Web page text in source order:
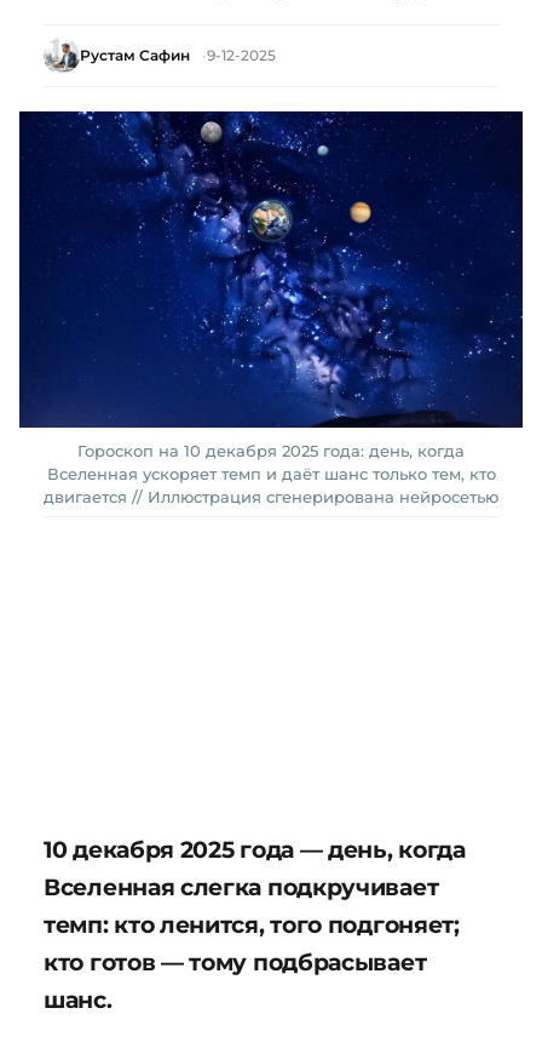
Рустам Сафин 9-12-2025
Гороскоп на 10 декабря 2025 года: день, когда
Вселенная ускоряет темп и даёт шанс только тем, кто
двигается // Иллюстрация сгенерирована нейросетью
10 декабря 2025 года — день, когда
Вселенная слегка подкручивает
темп: кто ленится, того подгоняет;
кто готов — тому подбрасывает
шанс.